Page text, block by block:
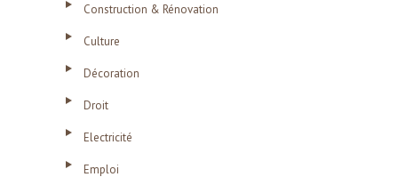
Construction & Rénovation
Culture
Décoration
Droit
Electricité
Emploi